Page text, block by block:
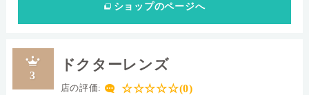
ショップのページへ
3
ドクターレンズ
店の評価: ☆☆☆☆☆(0)